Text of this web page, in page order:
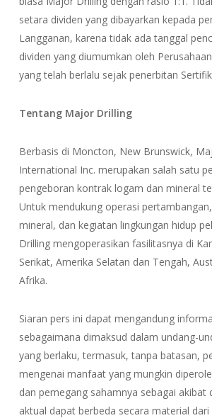
setara dividen yang dibayarkan kepada
Langganan, karena tidak ada tanggal
dividen yang diumumkan oleh
yang telah berlalu sejak penerbitan
Tentang Major Drilling
Berbasis di Moncton, New Brunswick,
International Inc. merupakan salah satu
pengeboran kontrak logam dan mineral
Untuk mendukung operasi
mineral, dan kegiatan lingkungan hidup
Drilling mengoperasikan fasilitasnya di
Serikat, Amerika Selatan dan Tengah,
Afrika.
Siaran pers ini dapat mengandung
sebagaimana dimaksud dalam undang-
yang berlaku, termasuk, tanpa batasan,
mengenai manfaat yang mungkin
dan pemegang sahamnya sebagai akibat
aktual dapat berbeda secara material dari